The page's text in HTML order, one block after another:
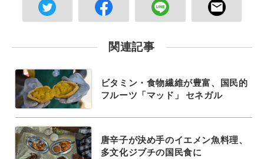
関連記事
ビタミン・食物繊維が豊富、国民的
フルーツ「マッド」 セネガル
唐辛子が決め手のイエメン魚料理、
多文化ジブチの国民食に